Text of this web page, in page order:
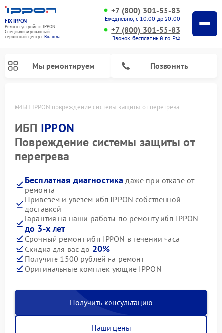
FIX-IPPON
Ремонт устройств IPPON
Специализированный
cервисный центр г.Вологда
+7 (800) 301-55-83
Ежедневно, с 10:00 до 20:00
+7 (800) 301-55-83
Звонок бесплатный по РФ
Мы ремонтируем Позвонить
ИБП IPPON повреждение системы защиты от перегрева
ИБП IPPON
Повреждение системы защиты от
перегрева
Бесплатная диагностика даже при отказе от
ремонта
Привезем и увезем ибп IPPON собственной
доставкой
Гарантия на наши работы по ремонту ибп IPPON
до 3-х лет
Срочный ремонт ибп IPPON в течении часа
Скидка для вас до 20%
Получите 1500 рублей на ремонт
Оригинальные комплектующие IPPON
Получить консультацию
Наши цены